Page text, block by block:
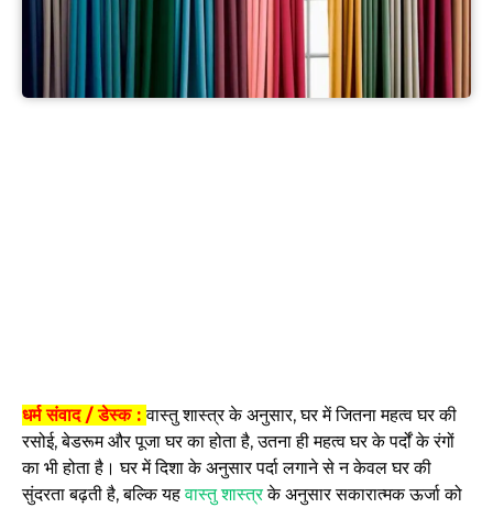
धर्म संवाद / डेस्क :वास्तु शास्त्र के अनुसार, घर में जितना महत्व घर की
रसोई, बेडरूम और पूजा घर का होता है, उतना ही महत्व घर के पर्दों के रंगों
का भी होता है। घर में दिशा के अनुसार पर्दा लगाने से न केवल घर की
सुंदरता बढ़ती है, बल्कि यहवास्तु शास्त्रके अनुसार सकारात्मक ऊर्जा को